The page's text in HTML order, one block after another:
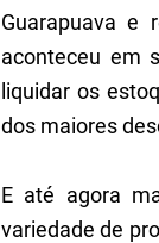
Guarapuava e
aconteceu em
liquidar os
dos maiores
E até agora
variedade de